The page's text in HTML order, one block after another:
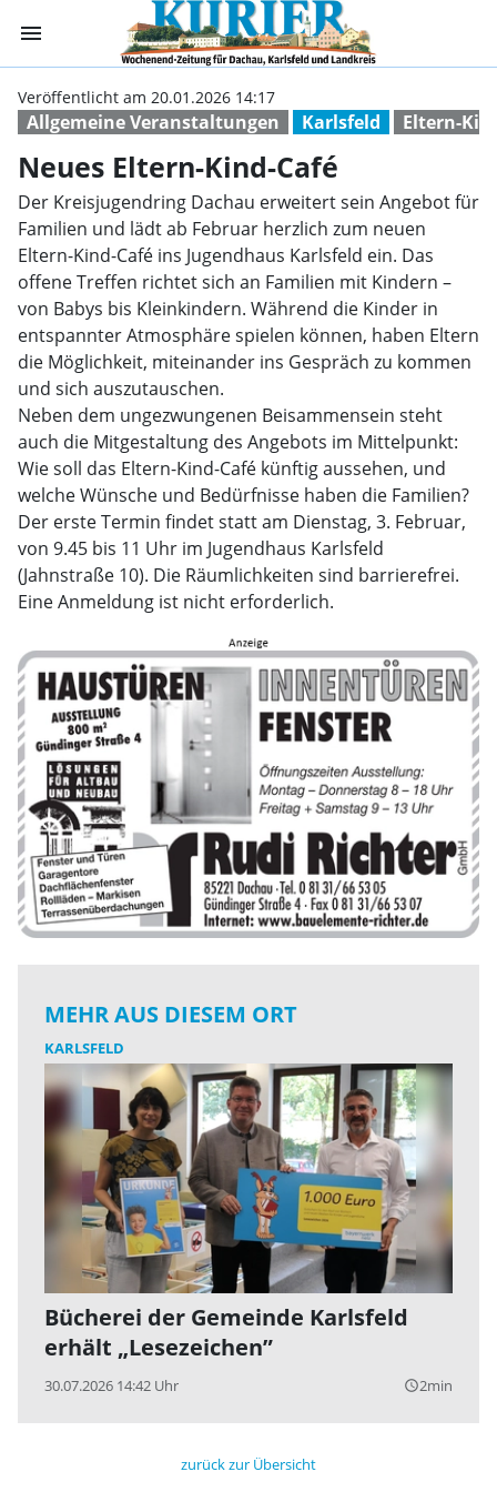
menu Neues Eltern-
Allgemeine Veranstaltungen Karlsfeld Eltern-
Veröffentlicht am 20.01.2026 14:17
Neues Eltern-Kind-Café
Der Kreisjugendring Dachau erweitert sein Angebot für
Familien und lädt ab Februar herzlich zum neuen
Eltern-Kind-Café ins Jugendhaus Karlsfeld ein. Das
offene Treffen richtet sich an Familien mit Kindern –
von Babys bis Kleinkindern. Während die Kinder in
entspannter Atmosphäre spielen können, haben Eltern
die Möglichkeit, miteinander ins Gespräch zu kommen
und sich auszutauschen.
Neben dem ungezwungenen Beisammensein steht
auch die Mitgestaltung des Angebots im Mittelpunkt:
Wie soll das Eltern-Kind-Café künftig aussehen, und
welche Wünsche und Bedürfnisse haben die Familien?
Der erste Termin findet statt am Dienstag, 3. Februar,
von 9.45 bis 11 Uhr im Jugendhaus Karlsfeld
(Jahnstraße 10). Die Räumlichkeiten sind barrierefrei.
Eine Anmeldung ist nicht erforderlich.
MEHR AUS DIESEM ORT
KARLSFELD
Bücherei der Gemeinde Karlsfeld
erhält „Lesezeichen”
30.07.2026 14:42 Uhr query_builder2min
zurück zur Übersicht